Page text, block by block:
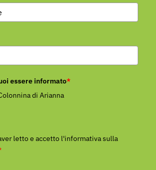
essere informato*
di Arianna
letto e accetto l'informativa sulla